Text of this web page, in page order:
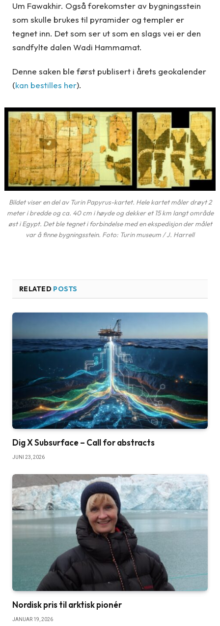
Um Fawakhir. Også forekomster av bygningsstein
som skulle brukes til pyramider og templer er
tegnet inn. Det som ser ut som en slags vei er den
sandfylte dalen Wadi Hammamat.
Denne saken ble først publisert i årets geokalender
(kan bestilles her).
Bildet viser en del av Turin Papyrus-kartet. Hele kartet måler drøyt 2
meter i bredde og ca. 40 cm i høyde og dekker et 15 km langt område
øst i Egypt. Det ble tegnet i forbindelse med en ekspedisjon der målet
var å finne bygningsstein. Foto: Turin museum / J. Harrell
RELATED POSTS
Dig X Subsurface – Call for abstracts
JUNI 23, 2026
Nordisk pris til arktisk pionér
JANUAR 19, 2026